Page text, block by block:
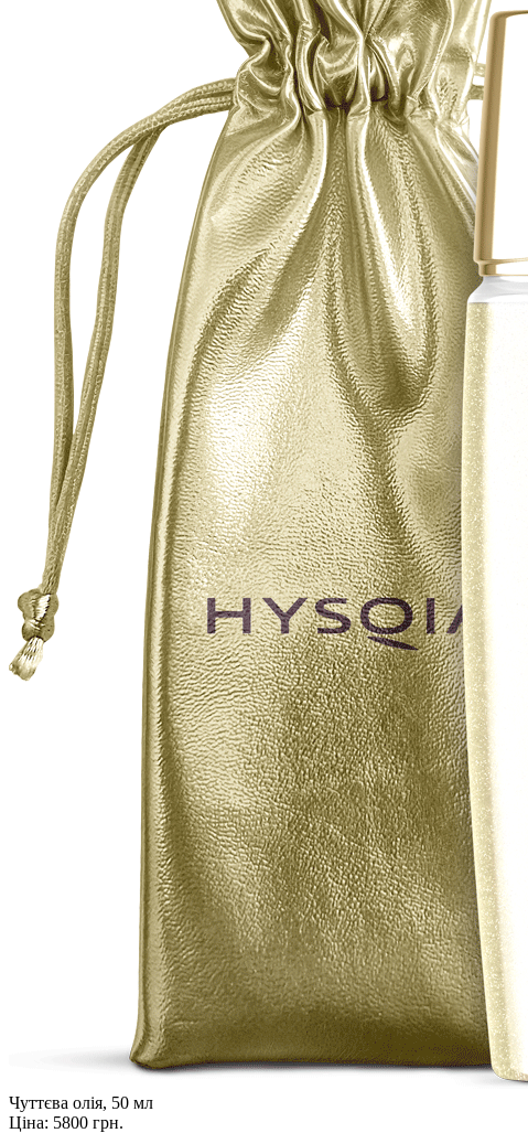
Чуттєва олія, 50 мл
Ціна: 5800 грн.